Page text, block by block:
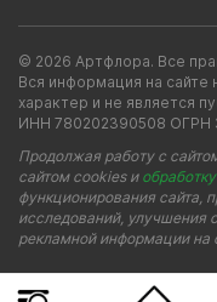
© 2026 Артфлора. Все
Вся информация на
характер и не является
ИНН 780202390508 ОГРН
Продолжая работу с
сайтом cookies и
функционирования сайта,
исследований, улучшения
рекламной информации на